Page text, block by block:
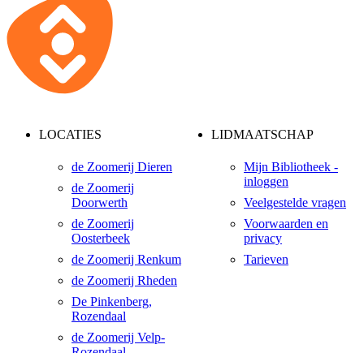
LOCATIES
de Zoomerij Dieren
de Zoomerij
Doorwerth
de Zoomerij
Oosterbeek
de Zoomerij Renkum
de Zoomerij Rheden
De Pinkenberg,
Rozendaal
de Zoomerij Velp-
LIDMAATSCHAP
Mijn Bibliotheek -
inloggen
Veelgestelde vragen
Voorwaarden en
privacy
Tarieven